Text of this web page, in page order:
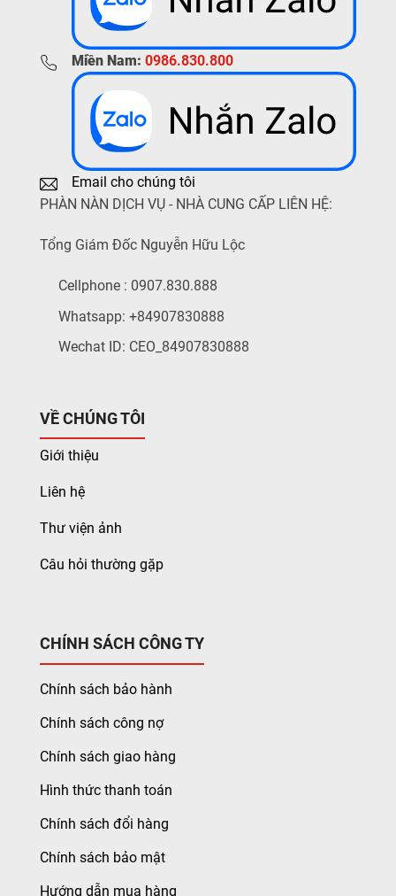
Miền Nam: 0986.830.800
Email cho chúng tôi
PHÀN NÀN DỊCH VỤ - NHÀ CUNG CẤP LIÊN HỆ:
Tổng Giám Đốc Nguyễn Hữu Lộc
Cellphone : 0907.830.888
Whatsapp: +84907830888
Wechat ID: CEO_84907830888
VỀ CHÚNG TÔI
Giới thiệu
Liên hệ
Thư viện ảnh
Câu hỏi thường gặp
CHÍNH SÁCH CÔNG TY
Chính sách bảo hành
Chính sách công nợ
Chính sách giao hàng
Hình thức thanh toán
Chính sách đổi hàng
Chính sách bảo mật
Hướng dẫn mua hàng